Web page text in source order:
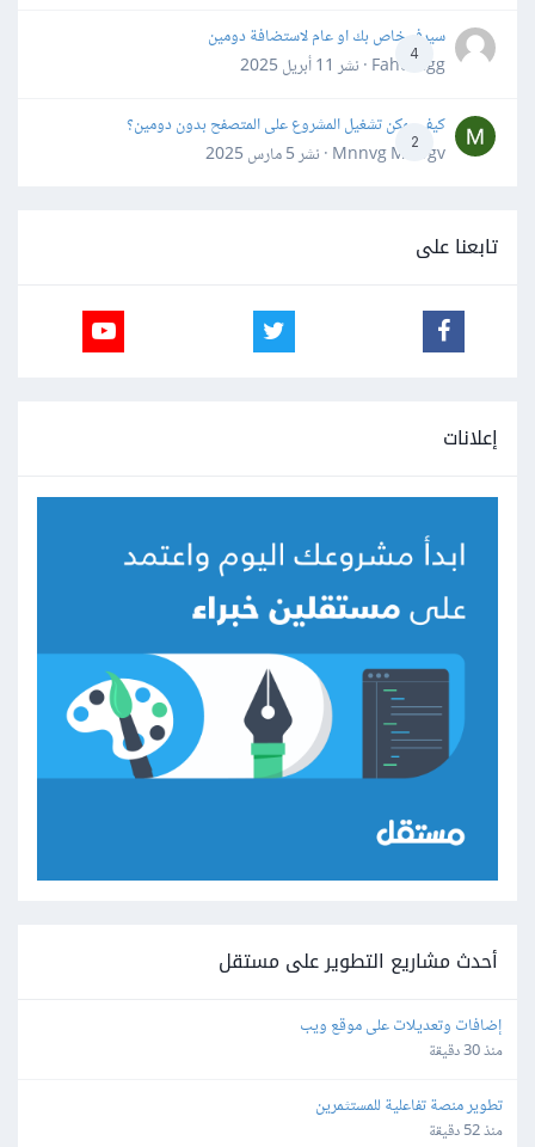
4
سيرفر خاص بك او عام لاستضافة دومين
Fahd Ggg · نشر
11 أبريل 2025
2
كيف يمكن تشغيل المشروع على المتصفح بدون دومين؟
Mnnvg Mnbgv · نشر
5 مارس 2025
تابعنا على
إعلانات
أحدث مشاريع التطوير على مستقل
إضافات وتعديلات على موقع ويب
منذ 30 دقيقة
تطوير منصة تفاعلية للمستثمرين
منذ 52 دقيقة